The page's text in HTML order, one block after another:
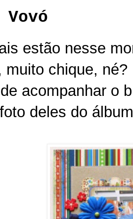
estão nesse
muito chique,
acompanhar o
foto deles do